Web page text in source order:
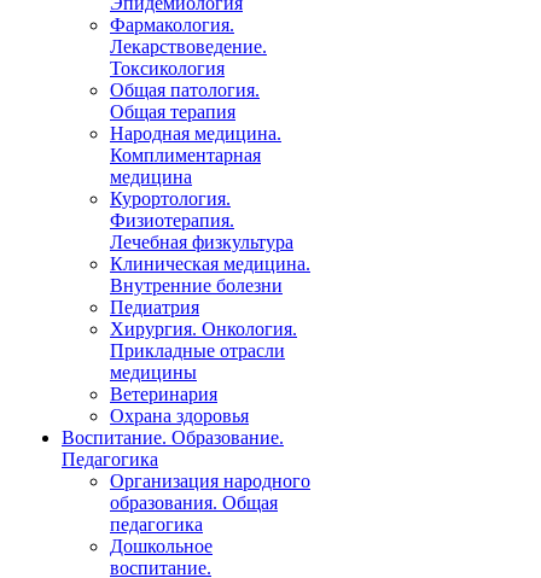
Фармакология.
Лекарствоведение.
Токсикология
Общая патология.
Общая терапия
Народная медицина.
Комплиментарная
медицина
Курортология.
Физиотерапия.
Лечебная физкультура
Клиническая медицина.
Внутренние болезни
Педиатрия
Хирургия. Онкология.
Прикладные отрасли
медицины
Ветеринария
Охрана здоровья
Воспитание. Образование.
Педагогика
Организация народного
образования. Общая
педагогика
Дошкольное
воспитание.